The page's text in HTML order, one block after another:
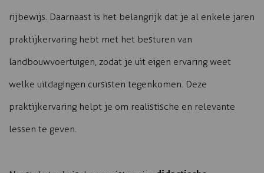
rijbewijs. Daarnaast is het belangrijk dat je al enkele jaren
praktijkervaring hebt met het besturen van
landbouwvoertuigen, zodat je uit eigen ervaring weet
welke uitdagingen cursisten tegenkomen. Deze
praktijkervaring helpt je om realistische en relevante
lessen te geven.